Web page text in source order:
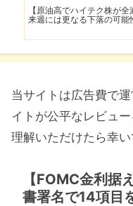
峡でタンカー爆
スラ、グーグルは
【スーパ
上げ】4日
当サイトは広告費で
イトが公平なレビュ
理解いただけたら幸い
【FOMC金利据
書署名で14項目